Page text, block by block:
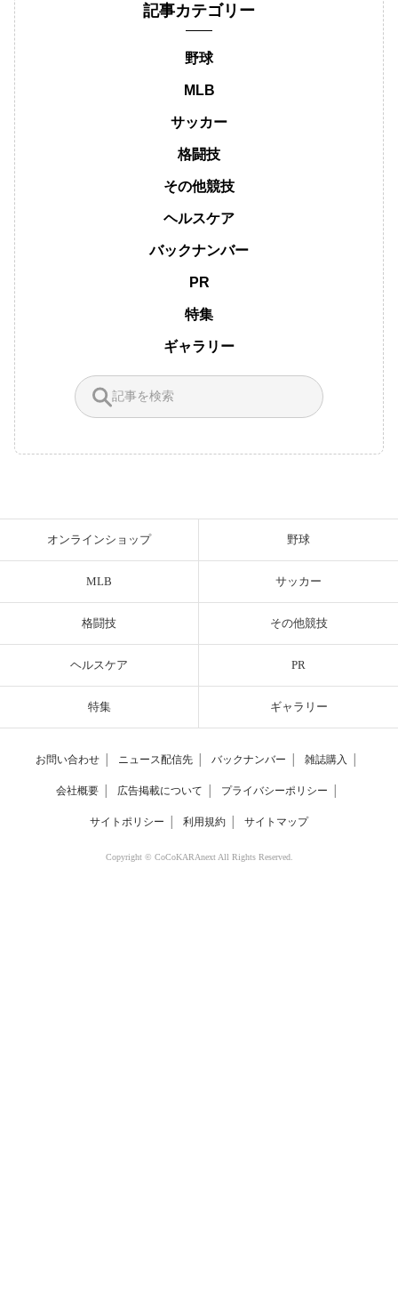
記事カテゴリー
野球
MLB
サッカー
格闘技
その他競技
ヘルスケア
バックナンバー
PR
特集
ギャラリー
オンラインショップ 野球
MLB サッカー
格闘技 その他競技
ヘルスケア PR
特集 ギャラリー
お問い合わせ ニュース配信先 バックナンバー 雑誌購入
会社概要 広告掲載について プライバシーポリシー
サイトポリシー 利用規約 サイトマップ
Copyright © CoCoKARAnext All Rights Reserved.